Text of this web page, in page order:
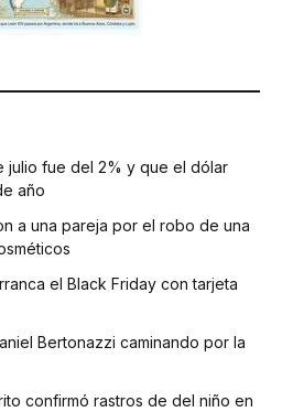
julio fue del 2% y que el dólar
año
a una pareja por el robo de una
el Black Friday con tarjeta
Bertonazzi caminando por la
confirmó rastros de del niño en